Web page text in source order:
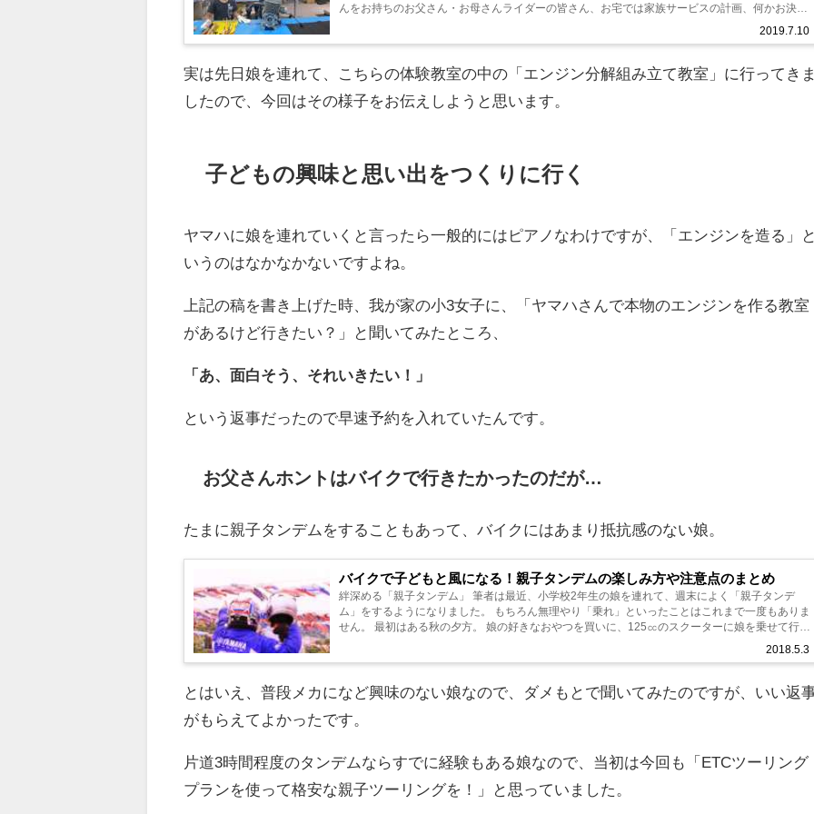
2019.7.10
んをお持ちのお父さん・お母さんライダーの皆さん、お宅では家族サービスの計画、何かお決ま
実は先日娘を連れて、こちらの体験教室の中の「エンジン分解組み立て教室」に行ってき
したので、今回はその様子をお伝えしようと思います。
子どもの興味と思い出をつくりに行く
ヤマハに娘を連れていくと言ったら一般的にはピアノなわけですが、「エンジンを造る」
いうのはなかなかないですよね。
上記の稿を書き上げた時、我が家の小3女子に、「ヤマハさんで本物のエンジンを作る教室
があるけど行きたい？」と聞いてみたところ、
「あ、面白そう、それいきたい！」
という返事だったので早速予約を入れていたんです。
お父さんホントはバイクで行きたかったのだが…
たまに親子タンデムをすることもあって、バイクにはあまり抵抗感のない娘。
バイクで子どもと風になる！親子タンデムの楽しみ方や注意点のまとめ
2018.5.3
絆深める「親子タンデム」 筆者は最近、小学校2年生の娘を連れて、週末によく「親子タンデ
ム」をするようになりました。 もちろん無理やり「乗れ」といったことはこれまで一度もありま
せん。 最初はある秋の夕方。 娘の好きなおやつを買いに、125㏄のスクーターに娘を乗せて行っ
とはいえ、普段メカになど興味のない娘なので、ダメもとで聞いてみたのですが、いい返
がもらえてよかったです。
片道3時間程度のタンデムならすでに経験もある娘なので、当初は今回も「ETCツーリング
プランを使って格安な親子ツーリングを！」と思っていました。